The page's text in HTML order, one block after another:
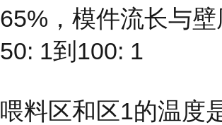
65%，模件流长与
50: 1到100: 1
喂料区和区1的温度